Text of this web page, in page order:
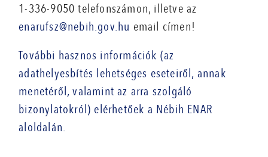
1-336-9050 telefonszámon, illetve az
enarufsz@nebih.gov.hu email címen!
További hasznos információk (az
adathelyesbítés lehetséges eseteiről, annak
menetéről, valamint az arra szolgáló
bizonylatokról) elérhetőek a Nébih ENAR
aloldalán.